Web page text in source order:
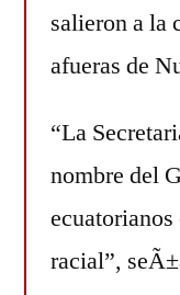
salieron a la
afueras de
“La
nombre del
racial”,